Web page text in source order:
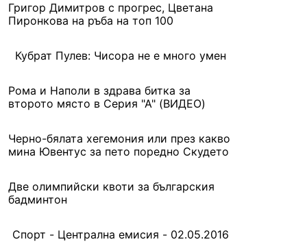
Григор Димитров с прогрес, Цветана
Пиронкова на ръба на топ 100
Кубрат Пулев: Чисора не е много умен
Рома и Наполи в здрава битка за
второто място в Серия "А" (ВИДЕО)
Черно-бялата хегемония или през какво
мина Ювентус за пето поредно Скудето
Две олимпийски квоти за българския
бадминтон
Спорт - Централна емисия - 02.05.2016